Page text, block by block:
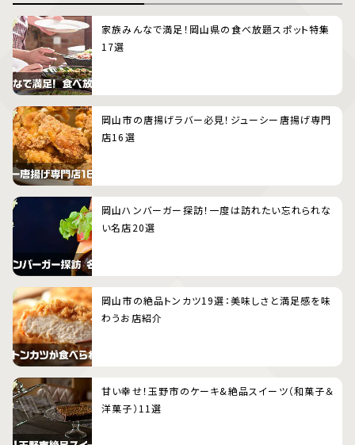
家族みんなで満足！岡山県の食べ放題スポット特集
17選
岡山市の唐揚げラバー必見！ジューシー唐揚げ専門
店16選
岡山ハンバーガー探訪！一度は訪れたい忘れられな
い名店20選
岡山市の絶品トンカツ19選：美味しさと満足感を味
わうお店紹介
甘い幸せ！玉野市のケーキ&絶品スイーツ（和菓子＆
洋菓子）11選